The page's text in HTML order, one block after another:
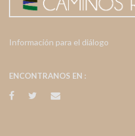
Información para el diálogo
ENCONTRANOS EN :